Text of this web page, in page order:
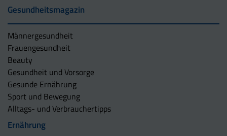
Gesundheitsmagazin
Männergesundheit
Frauengesundheit
Beauty
Gesundheit und Vorsorge
Gesunde Ernährung
Sport und Bewegung
Alltags- und Verbrauchertipps
Ernährung